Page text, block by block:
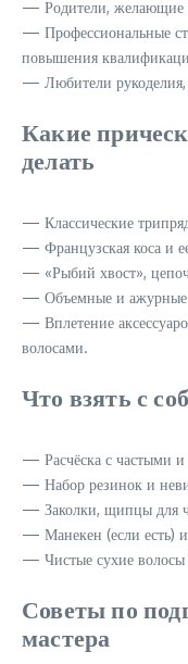
— Родители, желающие
— Профессиональные
повышения
— Любители рукоделия,
Какие
делать
— Классические
— Французская коса и
— «Рыбий хвост»,
— Объемные и ажурные
— Вплетение
волосами.
Что взять с
— Расчёска с частыми
— Набор резинок и
— Заколки, щипцы для
— Манекен (если есть)
— Чистые сухие волосы
Советы по
мастера